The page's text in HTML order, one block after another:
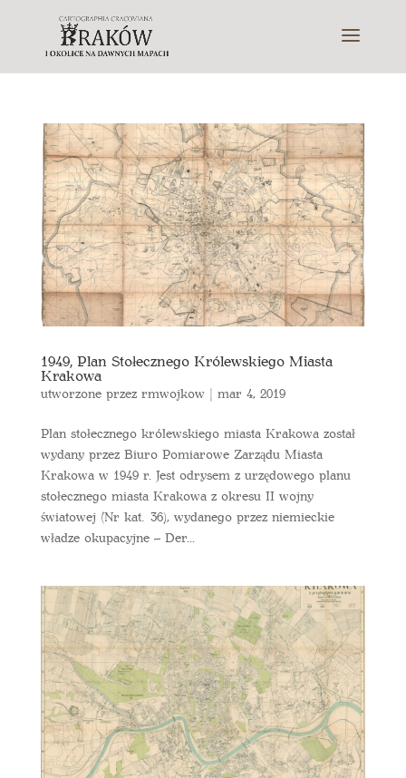
1949, Plan Stołecznego Królewskiego Miasta
Krakowa
utworzone przez rmwojkow | mar 4, 2019
Plan stołecznego królewskiego miasta Krakowa został
wydany przez Biuro Pomiarowe Zarządu Miasta
Krakowa w 1949 r. Jest odrysem z urzędowego planu
stołecznego miasta Krakowa z okresu II wojny
światowej (Nr kat. 36), wydanego przez niemieckie
władze okupacyjne – Der...